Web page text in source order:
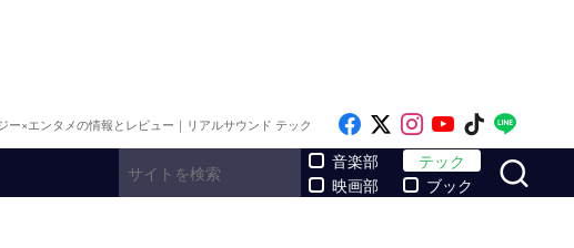
ー×エンタメの情報とレビュー｜リアルサウンド テック Like on Facebook
Follow on x
Follow on
Follow on
Follow
音楽部
映画部
テック
ブック